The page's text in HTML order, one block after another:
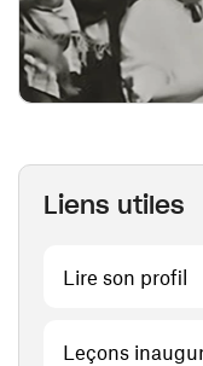
Liens utiles
Lire son profil
Leçons